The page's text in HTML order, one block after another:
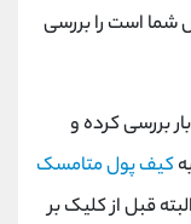
است را بررسی
بررسی کرده و
کیف پول متامسک
قبل از کلیک بر